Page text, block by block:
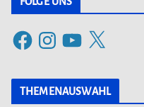
AB 26. APRIL IM EUROPA-PARK
F
c
s
t
Y
u
T
X
THEMENAUSWAHL